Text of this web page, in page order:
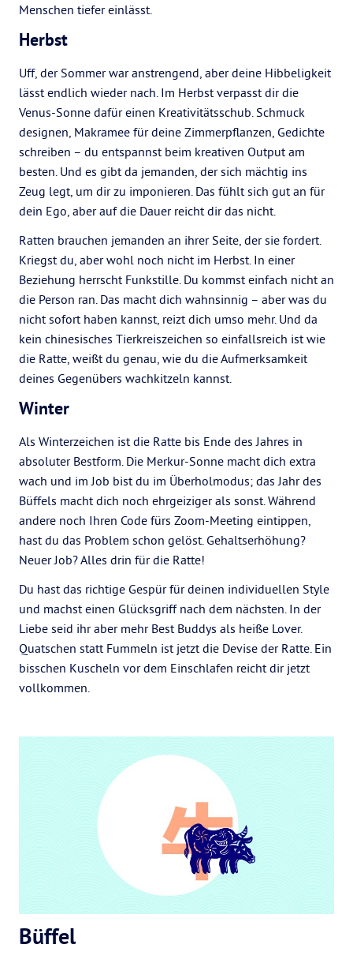
Menschen tiefer einlässt.
Herbst
Uff, der Sommer war anstrengend, aber deine Hibbeligkeit
lässt endlich wieder nach. Im Herbst verpasst dir die
Venus-Sonne dafür einen Kreativitätsschub. Schmuck
designen, Makramee für deine Zimmerpflanzen, Gedichte
schreiben – du entspannst beim kreativen Output am
besten. Und es gibt da jemanden, der sich mächtig ins
Zeug legt, um dir zu imponieren. Das fühlt sich gut an für
dein Ego, aber auf die Dauer reicht dir das nicht.
Ratten brauchen jemanden an ihrer Seite, der sie fordert.
Kriegst du, aber wohl noch nicht im Herbst. In einer
Beziehung herrscht Funkstille. Du kommst einfach nicht an
die Person ran. Das macht dich wahnsinnig – aber was du
nicht sofort haben kannst, reizt dich umso mehr. Und da
kein chinesisches Tierkreiszeichen so einfallsreich ist wie
die Ratte, weißt du genau, wie du die Aufmerksamkeit
deines Gegenübers wachkitzeln kannst.
Winter
Als Winterzeichen ist die Ratte bis Ende des Jahres in
absoluter Bestform. Die Merkur-Sonne macht dich extra
wach und im Job bist du im Überholmodus; das Jahr des
Büffels macht dich noch ehrgeiziger als sonst. Während
andere noch Ihren Code fürs Zoom-Meeting eintippen,
hast du das Problem schon gelöst. Gehaltserhöhung?
Neuer Job? Alles drin für die Ratte!
Du hast das richtige Gespür für deinen individuellen Style
und machst einen Glücksgriff nach dem nächsten. In der
Liebe seid ihr aber mehr Best Buddys als heiße Lover.
Quatschen statt Fummeln ist jetzt die Devise der Ratte. Ein
bisschen Kuscheln vor dem Einschlafen reicht dir jetzt
vollkommen.
Büffel